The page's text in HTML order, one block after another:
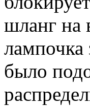
шланг на
лампочка
было